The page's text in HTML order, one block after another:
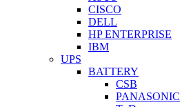
CISCO
DELL
HP ENTERPRISE
IBM
UPS
BATTERY
CSB
PANASONIC